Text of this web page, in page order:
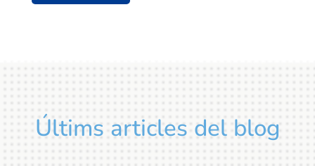
Últims articles del blog